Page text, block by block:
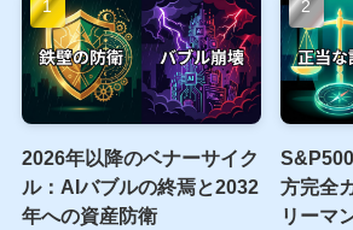
れば大丈夫です。
また当サイト記事を紹介いただいた
ます。
お気軽にTwitterのDMにてご連絡くだ
人気記事